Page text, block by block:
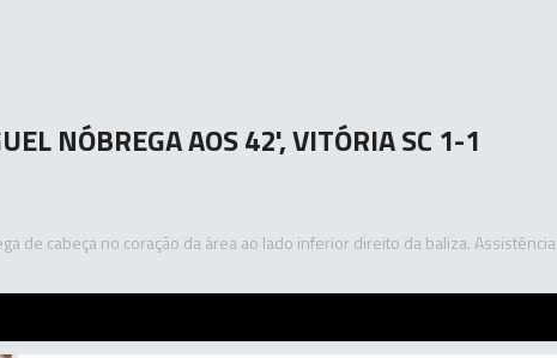
NÓBREGA AOS 42', VITÓRIA SC 1-1
de cabeça no coração da área ao lado inferior direito da baliza. Assistência